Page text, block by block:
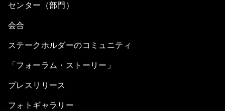
センター（部門）
会合
ステークホルダーのコミュニティ
「フォーラム・ストーリー」
プレスリリース
フォトギャラリー